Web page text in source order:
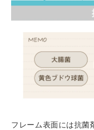
フレーム表面には抗菌